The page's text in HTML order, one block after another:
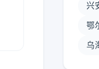
兴
鄂
乌